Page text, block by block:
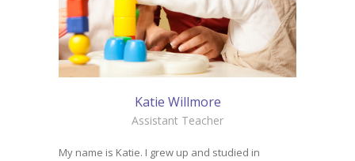
Katie Willmore
Assistant Teacher
My name is Katie. I grew up and studied in